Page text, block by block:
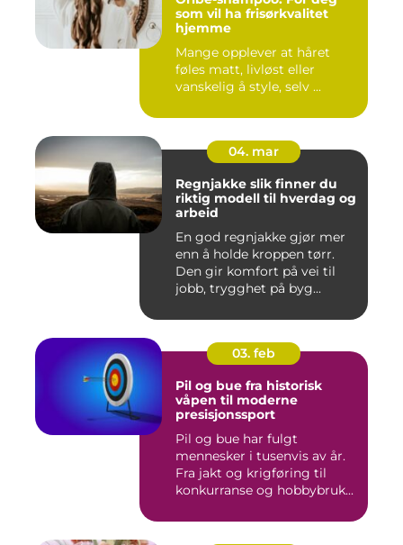
som vil ha frisørkvalitet
hjemme
Mange opplever at håret
føles matt, livløst eller
vanskelig å style, selv ...
04. mar
Regnjakke slik finner du
riktig modell til hverdag og
arbeid
En god regnjakke gjør mer
enn å holde kroppen tørr.
Den gir komfort på vei til
jobb, trygghet på byg...
03. feb
Pil og bue fra historisk
våpen til moderne
presisjonssport
Pil og bue har fulgt
mennesker i tusenvis av år.
Fra jakt og krigføring til
konkurranse og hobbybruk...